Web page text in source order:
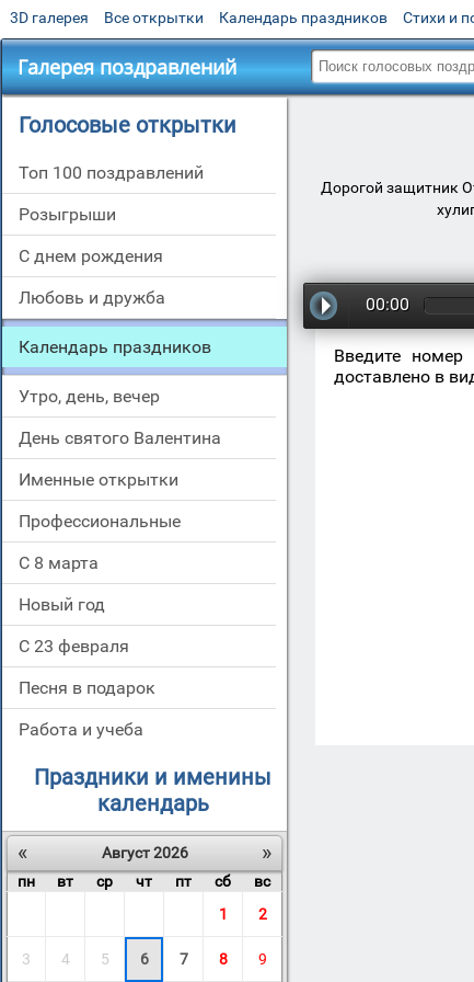
3D галерея Все открытки Календарь праздников Стихи и
Галерея поздравлений
Голосовые открытки
Топ 100 поздравлений
Розыгрыши
С днем рождения
Любовь и дружба
Календарь праздников
Утро, день, вечер
День святого Валентина
Именные открытки
Профессиональные
С 8 марта
Новый год
С 23 февраля
Песня в подарок
Работа и учеба
Праздники и именины
календарь
«
»
Август 2026
пн
вт ср чт пт сб
вс
1
2
3 4 5 6 7 8 9
Дорогой защитник
00:00
Введите номер
доставлено в